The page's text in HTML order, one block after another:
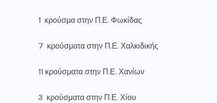
1 κρούσμα στην Π.Ε. Φωκίδας
7 κρούσματα στην Π.Ε. Χαλκιδικής
11 κρούσματα στην Π.Ε. Χανίων
3 κρούσματα στην Π.Ε. Χίου